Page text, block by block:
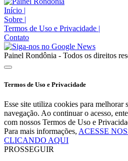
Início
Sobre
Termos de Uso e Privacidade
Contato
Painel Rondônia - Todos os direitos
Termos de Uso e Privacidade
Esse site utiliza cookies para melhorar
navegação. Ao continuar o acesso,
com nossos Termos de Uso e
Para mais informações, ACESSE
CLICANDO AQUI
PROSSEGUIR